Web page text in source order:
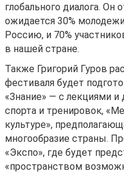
Войти
глобального диалога. Он
ожидается 30%
Россию, и 70%
в нашей стране.
Также Григорий Гуров
фестиваля будет
«Знание» — с лекциями и
спорта и тренировок,
культуре»,
многообразие страны.
«Экспо», где будет
«пространством